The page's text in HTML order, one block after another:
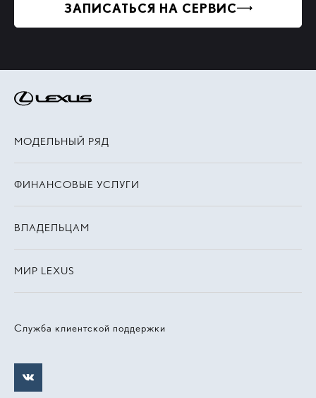
ЗАПИСАТЬСЯ НА СЕРВИС
Служба клиентской поддержки
МОДЕЛЬНЫЙ РЯД
ФИНАНСОВЫЕ УСЛУГИ
ВЛАДЕЛЬЦАМ
МИР LEXUS